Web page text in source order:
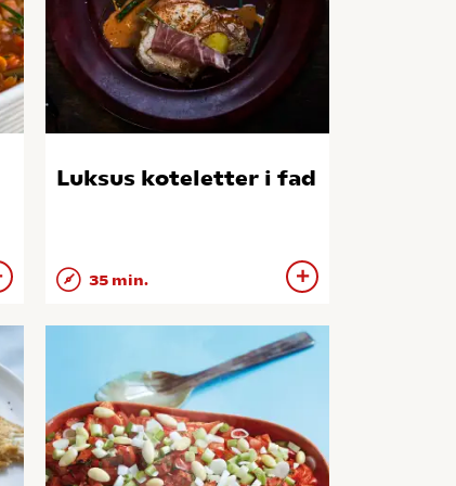
Luksus koteletter i fad
35 min.